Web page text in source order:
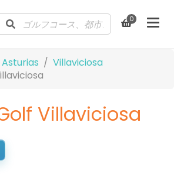
0
Asturias
Villaviciosa
Villaviciosa